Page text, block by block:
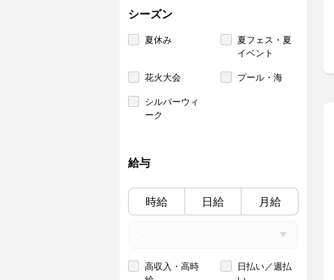
シーズン
夏休み
夏フェス・夏
イベント
花火大会 プール・海
シルバーウィ
ーク
給与
時給 日給 月給
高収入・高時
日払い／週払